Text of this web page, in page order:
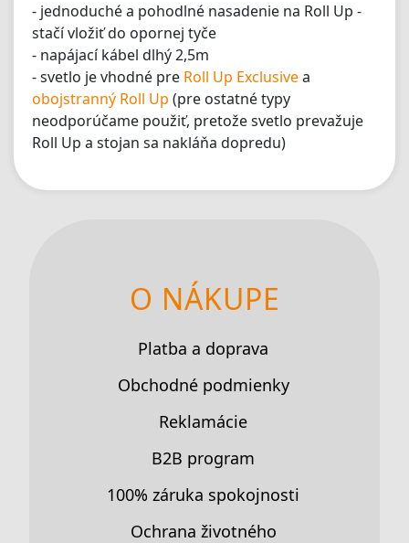
- jednoduché a pohodlné nasadenie na Roll Up -
stačí vložiť do opornej tyče
- napájací kábel dlhý 2,5m
- svetlo je vhodné pre Roll Up Exclusivea
obojstranný Roll Up (pre ostatné typy
neodporúčame použiť, pretože svetlo prevažuje
Roll Up a stojan sa nakláňa dopredu)
O NÁKUPE
Platba a doprava
Obchodné podmienky
Reklamácie
B2B program
100% záruka spokojnosti
Ochrana životného